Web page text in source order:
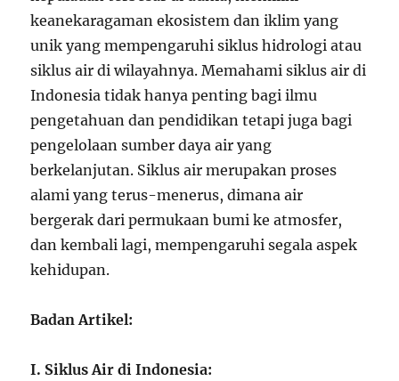
keanekaragaman ekosistem dan iklim yang
unik yang mempengaruhi siklus hidrologi atau
siklus air di wilayahnya. Memahami siklus air di
Indonesia tidak hanya penting bagi ilmu
pengetahuan dan pendidikan tetapi juga bagi
pengelolaan sumber daya air yang
berkelanjutan. Siklus air merupakan proses
alami yang terus-menerus, dimana air
bergerak dari permukaan bumi ke atmosfer,
dan kembali lagi, mempengaruhi segala aspek
kehidupan.
Badan Artikel:
I. Siklus Air di Indonesia: